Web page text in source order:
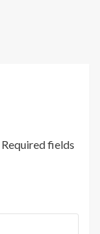
Required fields